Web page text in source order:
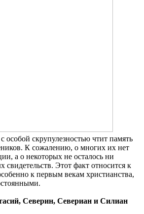
особой скрупулезностью чтит память
К сожалению, о многих их нет
а о некоторых не осталось ни
Этот факт относится к
к первым векам христианства,
Северин, Севериан и Силиан